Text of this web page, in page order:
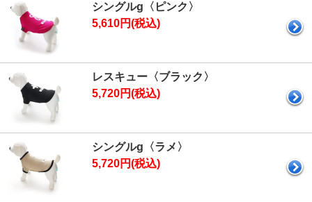
シングルg〈ピンク〉
5,610円(税込)
レスキュー〈ブラック〉
5,720円(税込)
シングルg〈ラメ〉
5,720円(税込)